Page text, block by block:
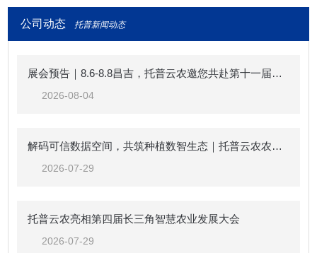
公司动态 托普新闻动态
展会预告｜8.6-8.8昌吉，托普云农邀您共赴第十一届中国新疆种子展示交易会
2026-08-04
解码可信数据空间，共筑种植数智生态｜托普云农农业（种植）可信数据空间生态共建倡议
2026-07-29
托普云农亮相第四届长三角智慧农业发展大会
2026-07-29